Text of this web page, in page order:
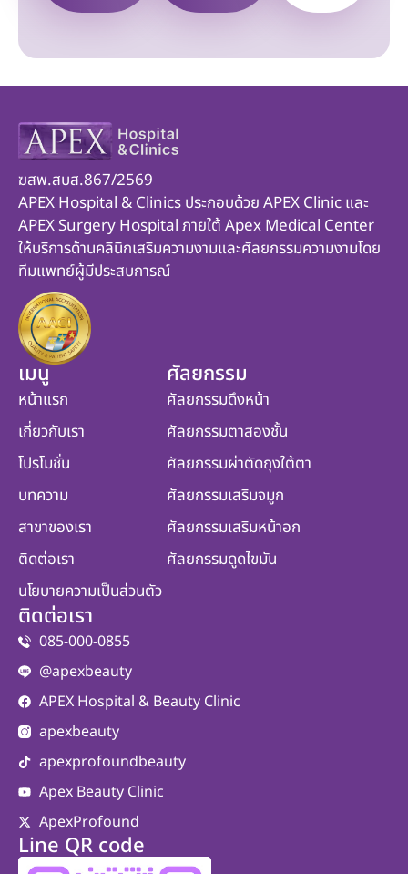
ฆสพ.สบส.867/2569
APEX Hospital & Clinics ประกอบด้วย APEX Clinic และ
APEX Surgery Hospital ภายใต้ Apex Medical Center
ให้บริการด้านคลินิกเสริมความงามและศัลยกรรมความงามโดย
ทีมแพทย์ผู้มีประสบการณ์
เมนู
หน้าแรก
เกี่ยวกับเรา
โปรโมชั่น
บทความ
สาขาของเรา
ติดต่อเรา
นโยบายความเป็นส่วนตัว
ศัลยกรรม
ศัลยกรรมดึงหน้า
ศัลยกรรมตาสองชั้น
ศัลยกรรมผ่าตัดถุงใต้ตา
ศัลยกรรมเสริมจมูก
ศัลยกรรมเสริมหน้าอก
ศัลยกรรมดูดไขมัน
ติดต่อเรา
085-000-0855
@apexbeauty
APEX Hospital & Beauty Clinic
apexbeauty
apexprofoundbeauty
Apex Beauty Clinic
ApexProfound
Line QR code